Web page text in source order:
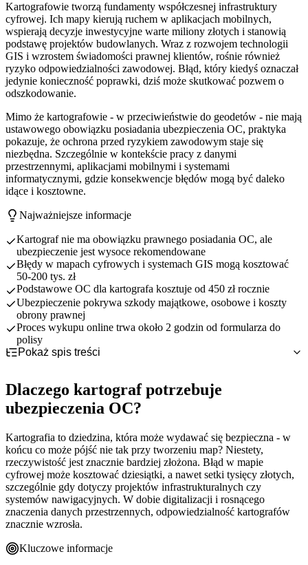
Kartografowie tworzą fundamenty współczesnej infrastruktury
cyfrowej. Ich mapy kierują ruchem w aplikacjach mobilnych,
wspierają decyzje inwestycyjne warte miliony złotych i stanowią
podstawę projektów budowlanych. Wraz z rozwojem technologii
GIS i wzrostem świadomości prawnej klientów, rośnie również
ryzyko odpowiedzialności zawodowej. Błąd, który kiedyś oznaczał
jedynie konieczność poprawki, dziś może skutkować pozwem o
odszkodowanie.
Mimo że kartografowie - w przeciwieństwie do geodetów - nie mają
ustawowego obowiązku posiadania ubezpieczenia OC, praktyka
pokazuje, że ochrona przed ryzykiem zawodowym staje się
niezbędna. Szczególnie w kontekście pracy z danymi
przestrzennymi, aplikacjami mobilnymi i systemami
informatycznymi, gdzie konsekwencje błędów mogą być daleko
idące i kosztowne.
Najważniejsze informacje
Kartograf nie ma obowiązku prawnego posiadania OC, ale
ubezpieczenie jest wysoce rekomendowane
Błędy w mapach cyfrowych i systemach GIS mogą kosztować
50-200 tys. zł
Podstawowe OC dla kartografa kosztuje od 450 zł rocznie
Ubezpieczenie pokrywa szkody majątkowe, osobowe i koszty
obrony prawnej
Proces wykupu online trwa około 2 godzin od formularza do
polisy
Pokaż spis treści
Konsekwencje finansowe błędów kartograficznych
Rosnące znaczenie kartografii cyfrowej
Status prawny ubezpieczenia OC w kartografii
Porównanie z innymi zawodami technicznymi
Dlaczego warto ubezpieczyć się mimo braku obowiązku
Co obejmuje ubezpieczenie OC kartografa?
Podstawowy zakres odpowiedzialności cywilnej
Rozszerzenia dedykowane kartografom
Wyłączenia i ograniczenia ochrony
Najczęstsze ryzyka zawodowe kartografa - przykłady szkód
Błędy w mapach cyfrowych i systemach GIS
Szkody w projektach infrastrukturalnych
Odpowiedzialność za aplikacje i serwisy mapowe
Ile kosztuje OC dla kartografa?
Czynniki wpływające na wysokość składki
Orientacyjne koszty ubezpieczenia
Jak obniżyć koszt ubezpieczenia
Jak i gdzie wykupić ubezpieczenie OC kartografa?
Proces zakupu online krok po kroku
Wymagane dokumenty i informacje
Porównanie kanałów zakupu
Praktyczne wskazówki dla kartografa
Jak minimalizować ryzyko błędów w pracy
Dokumentacja i archiwizacja projektów
Postępowanie w przypadku roszczenia
Dlaczego kartograf potrzebuje
ubezpieczenia OC?
Kartografia to dziedzina, która może wydawać się bezpieczna - w
końcu co może pójść nie tak przy tworzeniu map? Niestety,
rzeczywistość jest znacznie bardziej złożona. Błąd w mapie
cyfrowej może kosztować dziesiątki, a nawet setki tysięcy złotych,
szczególnie gdy dotyczy projektów infrastrukturalnych czy
systemów nawigacyjnych. W dobie digitalizacji i rosnącego
znaczenia danych przestrzennych, odpowiedzialność kartografów
znacznie wzrosła.
Kluczowe informacje